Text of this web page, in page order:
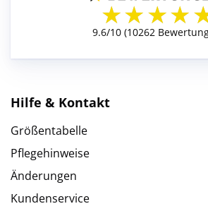
Hilfe & Kontakt
Größentabelle
Pflegehinweise
Änderungen
Kundenservice